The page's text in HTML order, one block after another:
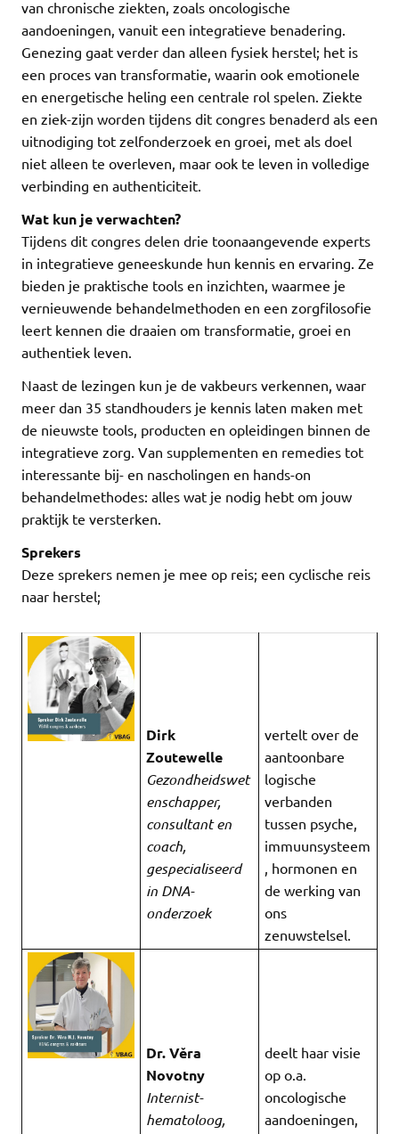
van chronische ziekten, zoals oncologische
aandoeningen, vanuit een integratieve benadering.
Genezing gaat verder dan alleen fysiek herstel; het is
een proces van transformatie, waarin ook emotionele
en energetische heling een centrale rol spelen. Ziekte
en ziek-zijn worden tijdens dit congres benaderd als een
uitnodiging tot zelfonderzoek en groei, met als doel
niet alleen te overleven, maar ook te leven in volledige
verbinding en authenticiteit.
Wat kun je verwachten?
Tijdens dit congres delen drie toonaangevende experts
in integratieve geneeskunde hun kennis en ervaring. Ze
bieden je praktische tools en inzichten, waarmee je
vernieuwende behandelmethoden en een zorgfilosofie
leert kennen die draaien om transformatie, groei en
authentiek leven.
Naast de lezingen kun je de vakbeurs verkennen, waar
meer dan 35 standhouders je kennis laten maken met
de nieuwste tools, producten en opleidingen binnen de
integratieve zorg. Van supplementen en remedies tot
interessante bij- en nascholingen en hands-on
behandelmethodes: alles wat je nodig hebt om jouw
praktijk te versterken.
Sprekers
Deze sprekers nemen je mee op reis; een cyclische reis
naar herstel;
Dirk
Zoutewelle
Gezondheidswet
enschapper,
consultant en
coach,
gespecialiseerd
in DNA-
onderzoek
vertelt over de
aantoonbare
logische
verbanden
tussen psyche,
immuunsysteem
, hormonen en
de werking van
ons
zenuwstelsel.
Dr. Věra
Novotny
Internist-
hematoloog,
deelt haar visie
op o.a.
oncologische
aandoeningen,